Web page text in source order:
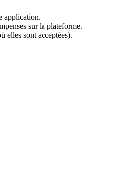
application.
sur la plateforme.
elles sont acceptées).